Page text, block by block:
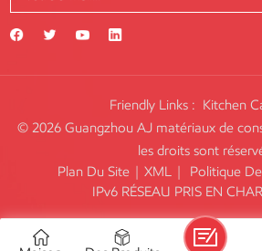
Friendly Links : Kitchen
© 2026 Guangzhou AJ matériaux de
les droits sont
Plan Du Site | XML |
Politique
IPv6 RÉSEAU PRIS EN